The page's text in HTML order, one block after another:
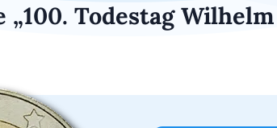
„100. Todestag